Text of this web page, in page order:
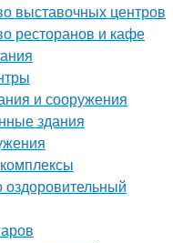
выставочных центров
ресторанов и кафе
и сооружения
здания
оздоровительный